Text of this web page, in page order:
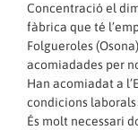
Concentració el
fàbrica que té
Folgueroles
acomiadades per
Han acomiadat a
condicions laborals
És molt necessari